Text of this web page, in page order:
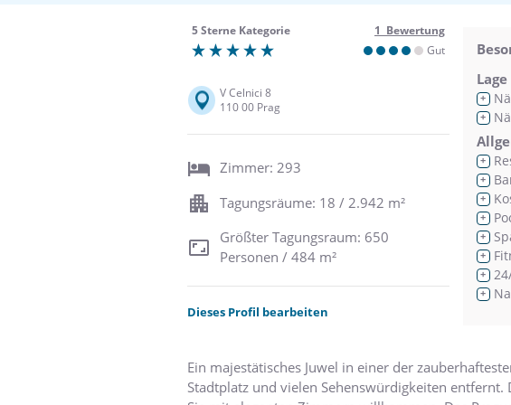
5 Sterne Kategorie
1 Bewertung
Gut
V Celnici 8
110 00 Prag
Zimmer: 293
Tagungsräume: 18 / 2.942 m²
Größter Tagungsraum: 650
Personen / 484 m²
Dieses Profil bearbeiten
Lage
+
+
+
+
+
+
+
+
+
+
Ein majestätisches Juwel in einer der
Stadtplatz und vielen Sehenswürdigkeiten